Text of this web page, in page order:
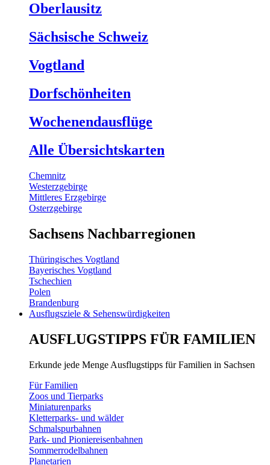
Oberlausitz
Sächsische Schweiz
Vogtland
Dorfschönheiten
Wochenendausflüge
Alle Übersichtskarten
Chemnitz
Westerzgebirge
Mittleres Erzgebirge
Osterzgebirge
Sachsens Nachbarregionen
Thüringisches Vogtland
Bayerisches Vogtland
Tschechien
Polen
Brandenburg
Ausflugsziele & Sehenswürdigkeiten
AUSFLUGSTIPPS FÜR FAMILIEN
Erkunde jede Menge Ausflugstipps für Familien in Sachsen
Für Familien
Zoos und Tierparks
Miniaturenparks
Kletterparks- und wälder
Schmalspurbahnen
Park- und Pioniereisenbahnen
Sommerrodelbahnen
Planetarien